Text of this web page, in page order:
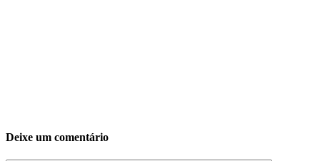
Deixe um comentário